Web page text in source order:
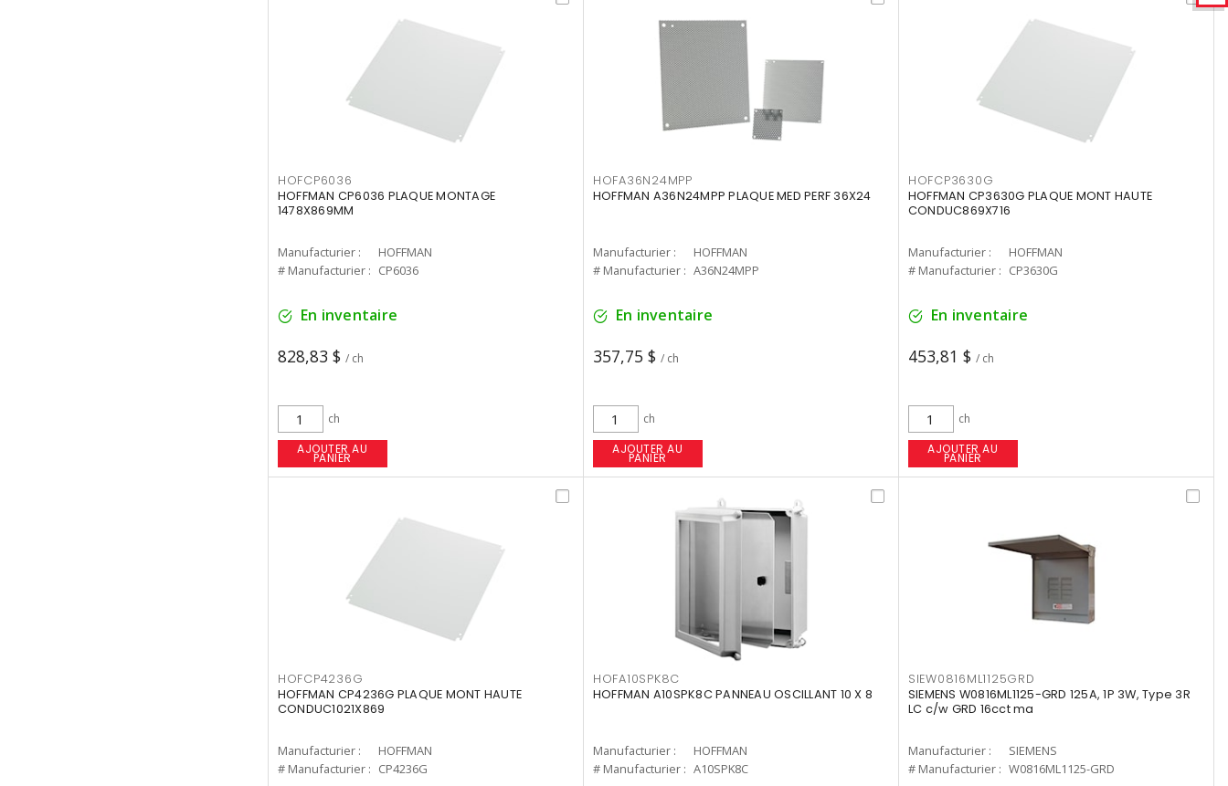
HOFCP6036
HOFFMAN CP6036 PLAQUE MONTAGE
1478X869MM
Manufacturier :
HOFFMAN
# Manufacturier : CP6036
En inventaire
828,83 $ / ch
ch
AJOUTER AU
PANIER
HOFA36N24MPP
HOFFMAN A36N24MPP PLAQUE MED PERF 36X24
Manufacturier :
HOFFMAN
# Manufacturier : A36N24MPP
En inventaire
357,75 $ / ch
ch
AJOUTER AU
PANIER
HOFCP3630G
HOFFMAN CP3630G PLAQUE MONT HAUTE
CONDUC869X716
Manufacturier :
HOFFMAN
# Manufacturier : CP3630G
En inventaire
453,81 $ / ch
ch
AJOUTER AU
PANIER
HOFCP4236G
HOFFMAN CP4236G PLAQUE MONT HAUTE
CONDUC1021X869
Manufacturier :
HOFFMAN
# Manufacturier : CP4236G
HOFA10SPK8C
HOFFMAN A10SPK8C PANNEAU OSCILLANT 10 X 8
Manufacturier :
HOFFMAN
# Manufacturier : A10SPK8C
SIEW0816ML1125GRD
SIEMENS W0816ML1125-GRD 125A, 1P 3W, Type 3R
LC c/w GRD 16cct ma
Manufacturier :
SIEMENS
# Manufacturier : W0816ML1125-GRD